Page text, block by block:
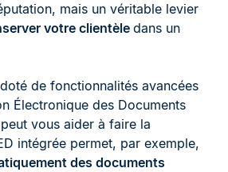
mais un véritable levier
votre clientèle dans un
de fonctionnalités avancées
Électronique des Documents
vous aider à faire la
intégrée permet, par exemple,
des documents